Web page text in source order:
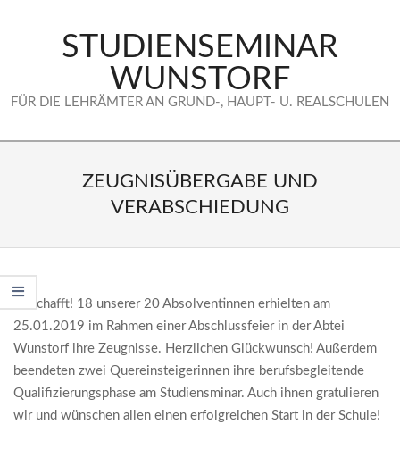
STUDIENSEMINAR
WUNSTORF
FÜR DIE LEHRÄMTER AN GRUND-, HAUPT- U. REALSCHULEN
ZEUGNISÜBERGABE UND
VERABSCHIEDUNG
Geschafft! 18 unserer 20 Absolventinnen erhielten am
25.01.2019 im Rahmen einer Abschlussfeier in der Abtei
Wunstorf ihre Zeugnisse. Herzlichen Glückwunsch! Außerdem
beendeten zwei Quereinsteigerinnen ihre berufsbegleitende
Qualifizierungsphase am Studiensminar. Auch ihnen gratulieren
wir und wünschen allen einen erfolgreichen Start in der Schule!